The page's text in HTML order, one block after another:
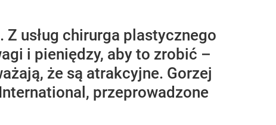
usług chirurga plastycznego
i pieniędzy, aby to zrobić –
że są atrakcyjne. Gorzej
przeprowadzone